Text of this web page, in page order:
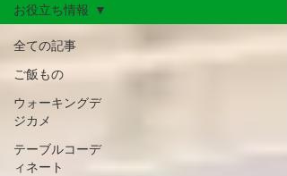
全ての記事
ご飯もの
ウォーキングデ
ジカメ
テーブルコーデ
ィネート
お役立ち情報